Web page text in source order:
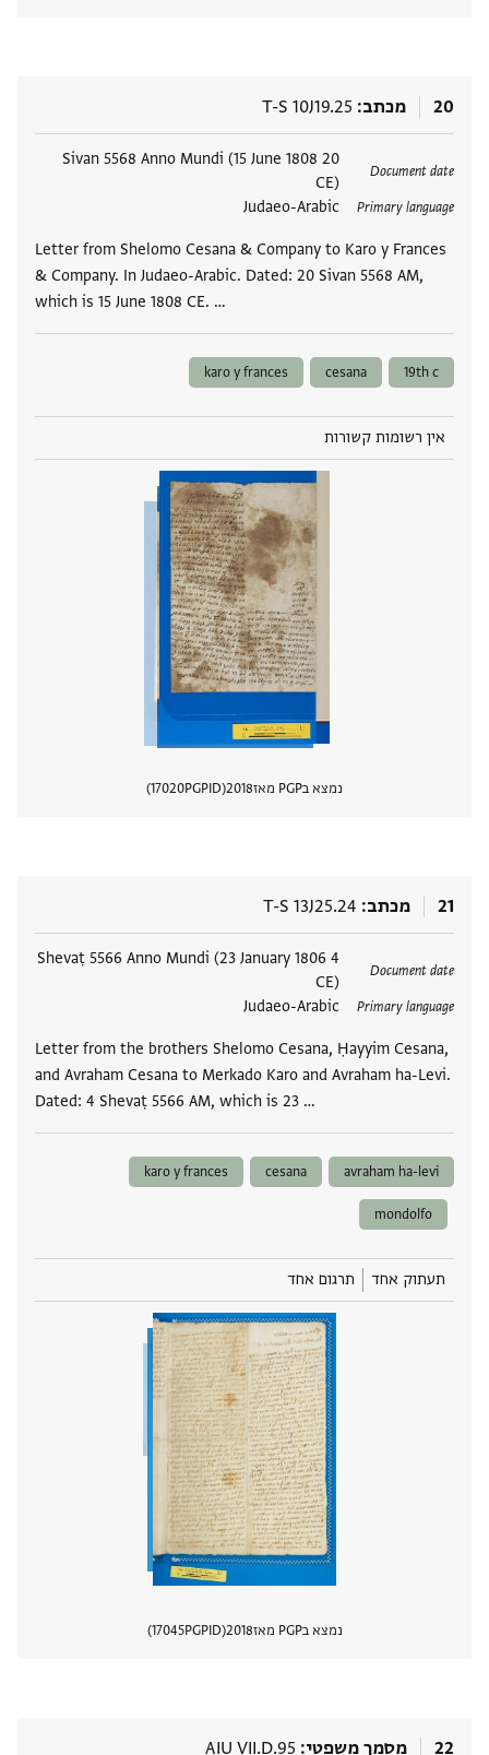
20 מכתב T-S 10J19.25
Document date
20 Sivan 5568 Anno Mundi (15 June 1808
CE)
Primary language
Judaeo-Arabic
Letter from Shelomo Cesana & Company to Karo y Frances
& Company. In Judaeo-Arabic. Dated: 20 Sivan 5568 AM,
which is 15 June 1808 CE. …
19th c
cesana
karo y frances
אין רשומות קשורות
נמצא בPGP מאז 2018
PGPID
17020
21 מכתב T-S 13J25.24
Document date
4 Shevaṭ 5566 Anno Mundi (23 January 1806
CE)
Primary language
Judaeo-Arabic
Letter from the brothers Shelomo Cesana, Ḥayyim Cesana,
and Avraham Cesana to Merkado Karo and Avraham ha-Levi.
Dated: 4 Shevaṭ 5566 AM, which is 23 …
avraham ha-levi
cesana
karo y frances
mondolfo
תעתוק אחד תרגום אחד
נמצא בPGP מאז 2018
PGPID
17045
22 מסמך משפטי AIU VII.D.95